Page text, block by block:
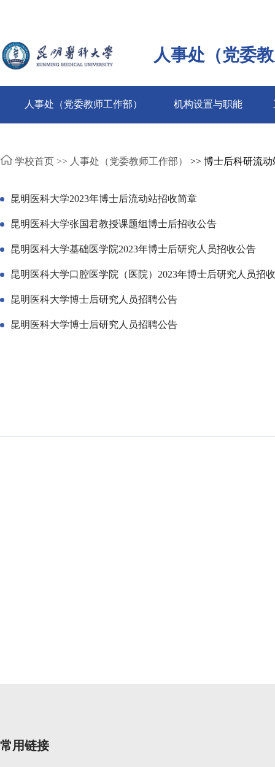
人事处（党委
人事处（党委教师工作部） 机构设置与职能
学校首页 >> 人事处（党委教师工作部） >> 博士后科研流动
昆明医科大学2023年博士后流动站招收简章
昆明医科大学张国君教授课题组博士后招收公告
昆明医科大学基础医学院2023年博士后研究人员招收公告
昆明医科大学口腔医学院（医院）2023年博士后研究人员招
昆明医科大学博士后研究人员招聘公告
昆明医科大学博士后研究人员招聘公告
常用链接